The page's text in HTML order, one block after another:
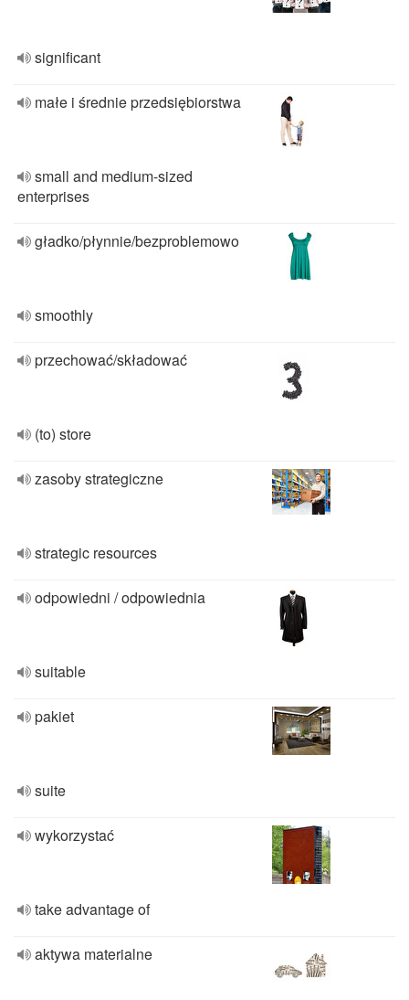
significant
małe i średnie przedsiębiorstwa
small and medium-sized
enterprises
gładko/płynnie/bezproblemowo
smoothly
przechować/składować
(to) store
zasoby strategiczne
strategic resources
odpowiedni / odpowiednia
suitable
pakiet
suite
wykorzystać
take advantage of
aktywa materialne